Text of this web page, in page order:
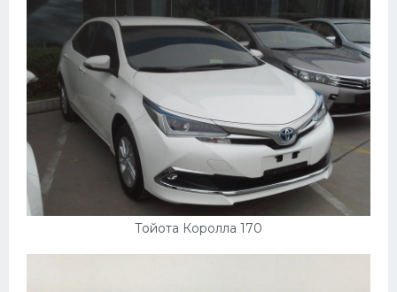
Тойота Королла 170